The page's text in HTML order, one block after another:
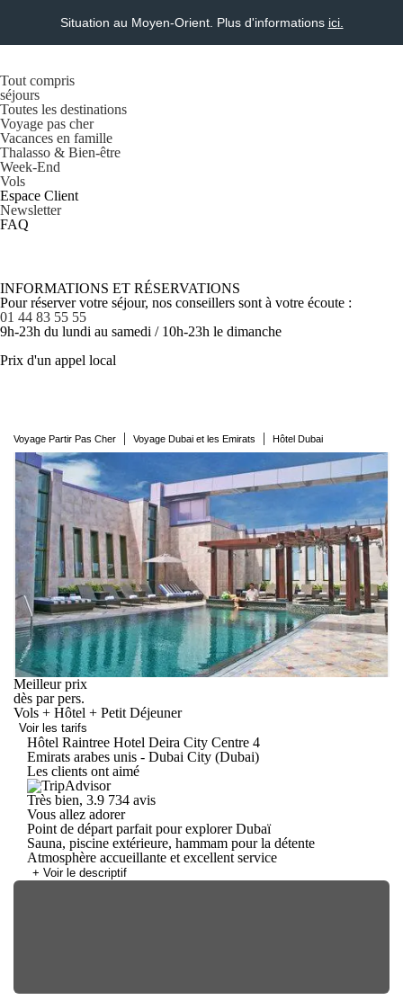
Situation au Moyen-Orient. Plus d'informations ici.
Tout compris
séjours
Toutes les destinations
Voyage pas cher
Vacances en famille
Thalasso & Bien-être
Week-End
Vols
Espace Client
Newsletter
FAQ
INFORMATIONS ET RÉSERVATIONS
Pour réserver votre séjour, nos conseillers sont à votre écoute :
01 44 83 55 55
9h-23h du lundi au samedi / 10h-23h le dimanche
Prix d'un appel local
Voyage Partir Pas Cher | Voyage Dubai et les Emirats | Hôtel Dubai
Meilleur prix
dès par pers.
Vols + Hôtel + Petit Déjeuner
Voir les tarifs
Hôtel Raintree Hotel Deira City Centre 4
Emirats arabes unis - Dubai City (Dubai)
Les clients ont aimé
Très bien, 3.9 734 avis
Vous allez adorer
Point de départ parfait pour explorer Dubaï
Sauna, piscine extérieure, hammam pour la détente
Atmosphère accueillante et excellent service
+ Voir le descriptif